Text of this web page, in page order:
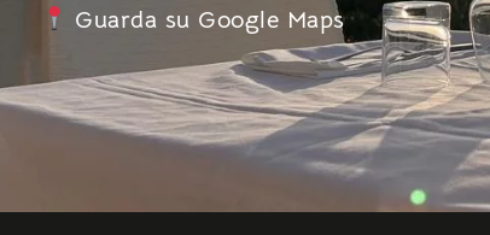
Guarda su Google Maps